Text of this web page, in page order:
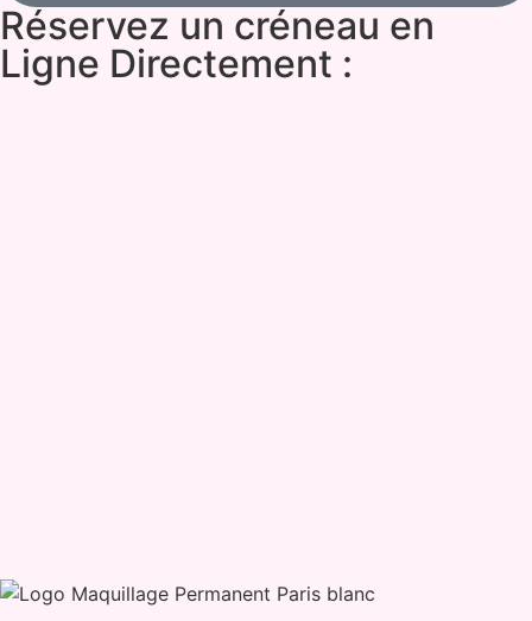
Réservez un créneau en
Ligne Directement :